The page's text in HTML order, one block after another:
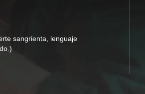
sangrienta, lenguaje